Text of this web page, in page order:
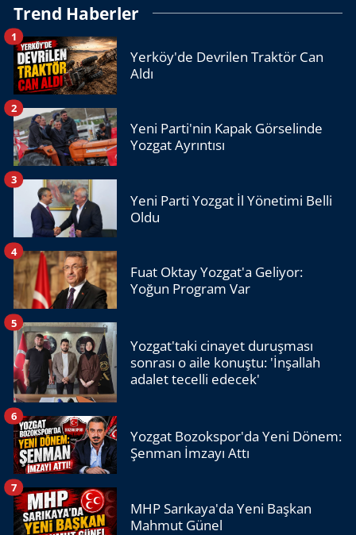
Trend Haberler
Yerköy'de Devrilen Traktör Can
Aldı
1
Yeni Parti'nin Kapak Görselinde
Yozgat Ayrıntısı
2
Yeni Parti Yozgat İl Yönetimi Belli
Oldu
3
Fuat Oktay Yozgat'a Geliyor:
Yoğun Program Var
4
Yozgat'taki cinayet duruşması
sonrası o aile konuştu: 'İnşallah
adalet tecelli edecek'
5
Yozgat Bozokspor'da Yeni Dönem:
Şenman İmzayı Attı
6
MHP Sarıkaya'da Yeni Başkan
Mahmut Günel
7